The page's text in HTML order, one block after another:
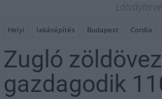
Helyi lakásépítés Budapest Cordia
Zugló
gazdagodik